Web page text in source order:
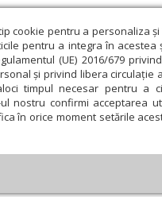
cookie pentru a personaliza
pentru a integra în
(UE) 2016/679
și privind libera circulație
timpul necesar pentru a
nostru confirmi acceptarea
în orice moment setările
Educaţie
Reportaj
pe Via Transilvanica